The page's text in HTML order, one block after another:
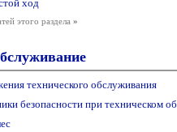
ход
этого раздела »
технического обслуживания
безопасности при техническом